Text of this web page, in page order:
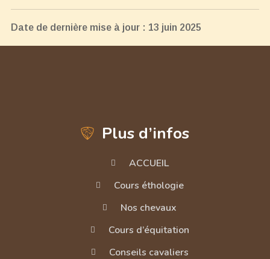
Date de dernière mise à jour : 13 juin 2025
Plus d’infos
ACCUEIL
Cours éthologie
Nos chevaux
Cours d’équitation
Conseils cavaliers